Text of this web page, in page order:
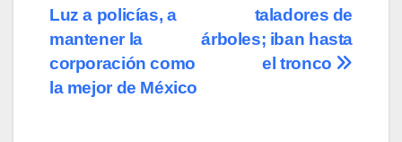
b
o
o
k
d
o
n
tir
de
entradas
taladores de
árboles; iban hasta
el tronco
Luz a policías, a
mantener la
corporación como
la mejor de México